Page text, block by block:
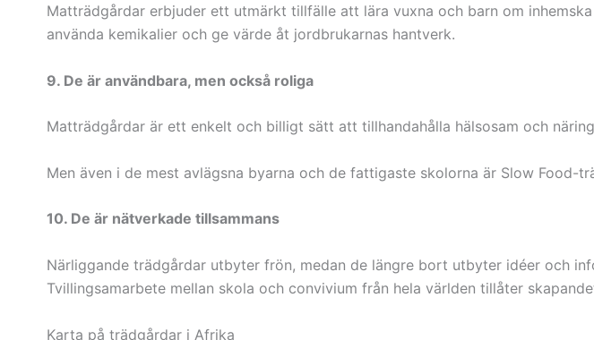
Matträdgårdar erbjuder ett utmärkt tillfälle att lära vuxna och barn om
använda kemikalier och ge värde åt jordbrukarnas hantverk.
9. De är användbara, men också roliga
Matträdgårdar är ett enkelt och billigt sätt att tillhandahålla hälsosam och
Men även i de mest avlägsna byarna och de fattigaste skolorna är Slow Food-
10. De är nätverkade tillsammans
Närliggande trädgårdar utbyter frön, medan de längre bort utbyter idéer och
Tvillingsamarbete mellan skola och convivium från hela världen tillåter
Karta på trädgårdar i Afrika